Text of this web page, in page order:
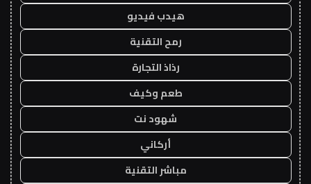
هيدب فيديو
رمح التقنية
رذاذ التجارة
طعم وكيف
شهود نت
أركاني
مباشر التقنية